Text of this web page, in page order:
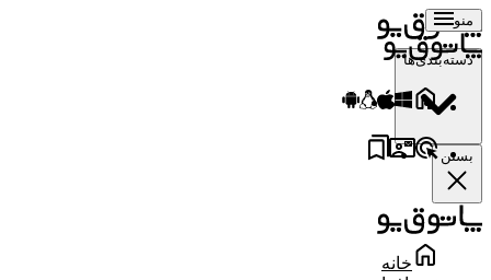
منو
دسته‌بندی‌ها
بستن
خانه